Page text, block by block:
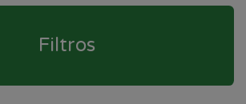
Filtros